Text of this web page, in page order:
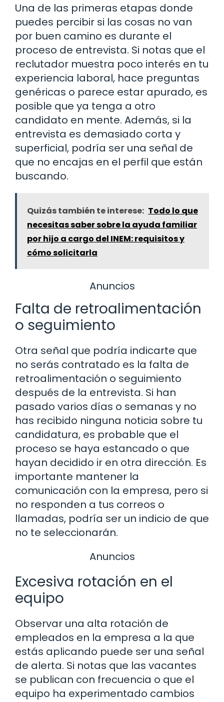
Una de las primeras etapas donde
puedes percibir si las cosas no van
por buen camino es durante el
proceso de entrevista. Si notas que el
reclutador muestra poco interés en tu
experiencia laboral, hace preguntas
genéricas o parece estar apurado, es
posible que ya tenga a otro
candidato en mente. Además, si la
entrevista es demasiado corta y
superficial, podría ser una señal de
que no encajas en el perfil que están
buscando.
Quizás también te interese: Todo lo que
necesitas saber sobre la ayuda familiar
por hijo a cargo del INEM: requisitos y
cómo solicitarla
Anuncios
Falta de retroalimentación
o seguimiento
Otra señal que podría indicarte que
no serás contratado es la falta de
retroalimentación o seguimiento
después de la entrevista. Si han
pasado varios días o semanas y no
has recibido ninguna noticia sobre tu
candidatura, es probable que el
proceso se haya estancado o que
hayan decidido ir en otra dirección. Es
importante mantener la
comunicación con la empresa, pero si
no responden a tus correos o
llamadas, podría ser un indicio de que
no te seleccionarán.
Anuncios
Excesiva rotación en el
equipo
Observar una alta rotación de
empleados en la empresa a la que
estás aplicando puede ser una señal
de alerta. Si notas que las vacantes
se publican con frecuencia o que el
equipo ha experimentado cambios